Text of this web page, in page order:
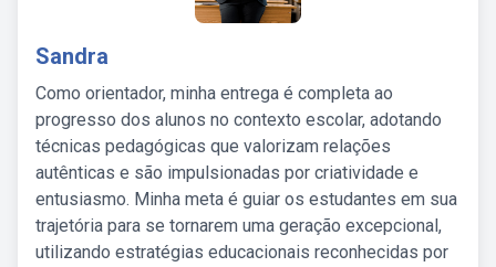
Sandra
Como orientador, minha entrega é completa ao
progresso dos alunos no contexto escolar, adotando
técnicas pedagógicas que valorizam relações
autênticas e são impulsionadas por criatividade e
entusiasmo. Minha meta é guiar os estudantes em sua
trajetória para se tornarem uma geração excepcional,
utilizando estratégias educacionais reconhecidas por